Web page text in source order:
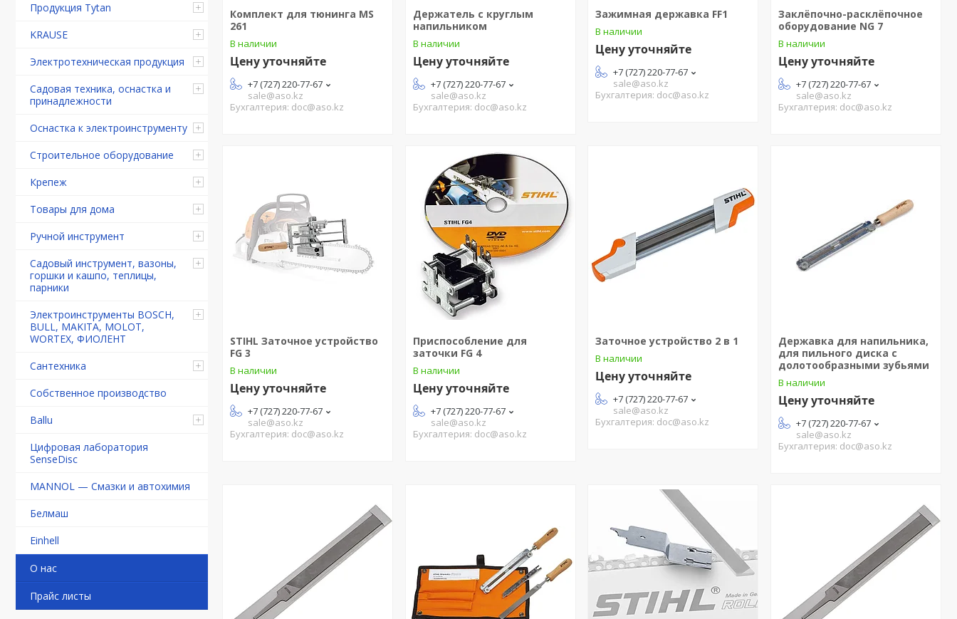
Продукция Tytan
KRAUSE
Электротехническая продукция
Садовая техника, оснастка и
принадлежности
Оснастка к электроинструменту
Строительное оборудование
Крепеж
Товары для дома
Ручной инструмент
Садовый инструмент, вазоны,
горшки и кашпо, теплицы,
парники
Электроинструменты BOSCH,
BULL, MAKITA, MOLOT,
WORTEX, ФИОЛЕНТ
Сантехника
Собственное производство
Ballu
Цифровая лаборатория
SenseDisc
MANNOL — Смазки и автохимия
Белмаш
Einhell
О нас
Прайс листы
Комплект для тюнинга MS
261
В наличии
Цену уточняйте
+7 (727) 220-77-67
sale@aso.kz
Бухгалтерия: doc@aso.kz
Держатель с круглым
напильником
В наличии
Цену уточняйте
+7 (727) 220-77-67
sale@aso.kz
Бухгалтерия: doc@aso.kz
Зажимная державка FF1
В наличии
Цену уточняйте
+7 (727) 220-77-67
sale@aso.kz
Бухгалтерия: doc@aso.kz
Заклёпочно-расклёпочное
оборудование NG 7
В наличии
Цену уточняйте
+7 (727) 220-77-67
sale@aso.kz
Бухгалтерия: doc@aso.kz
STIHL Заточное устройство
FG 3
В наличии
Цену уточняйте
+7 (727) 220-77-67
sale@aso.kz
Бухгалтерия: doc@aso.kz
Приспособление для
заточки FG 4
В наличии
Цену уточняйте
+7 (727) 220-77-67
sale@aso.kz
Бухгалтерия: doc@aso.kz
Заточное устройство 2 в 1
В наличии
Цену уточняйте
+7 (727) 220-77-67
sale@aso.kz
Бухгалтерия: doc@aso.kz
Державка для напильника,
для пильного диска с
долотообразными зубьями
В наличии
Цену уточняйте
+7 (727) 220-77-67
sale@aso.kz
Бухгалтерия: doc@aso.kz